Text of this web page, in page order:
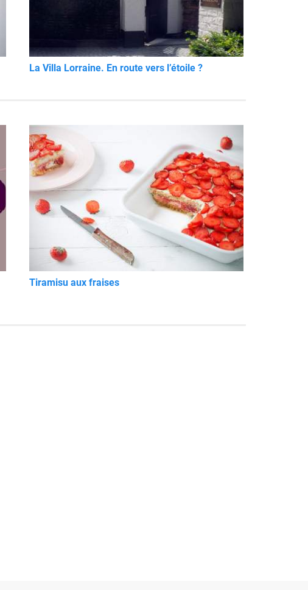
La Villa Lorraine. En route vers l’étoile ?
Tiramisu aux fraises